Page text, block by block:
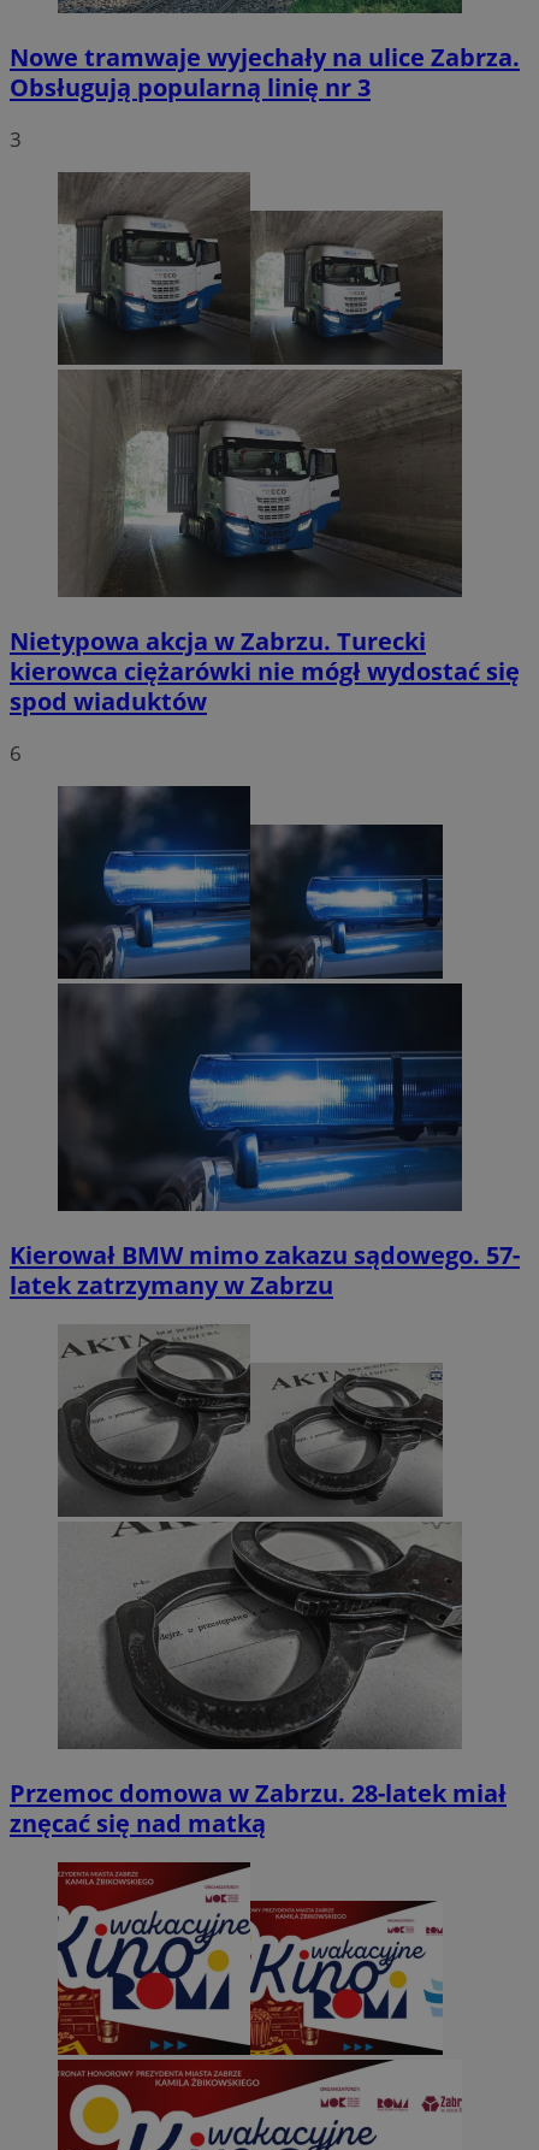
Nowe tramwaje wyjechały na ulice Zabrza.
Obsługują popularną linię nr 3
3
Nietypowa akcja w Zabrzu. Turecki
kierowca ciężarówki nie mógł wydostać się
spod wiaduktów
6
Kierował BMW mimo zakazu sądowego. 57-
latek zatrzymany w Zabrzu
Przemoc domowa w Zabrzu. 28-latek miał
znęcać się nad matką